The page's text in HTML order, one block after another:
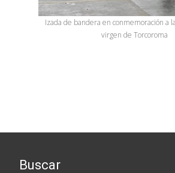
Izada de bandera en conmemoración a
virgen de Torcoroma
Buscar